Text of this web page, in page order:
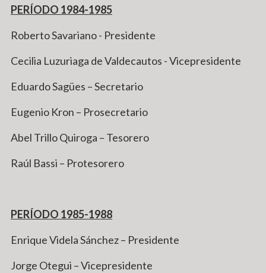
PERÍODO 1984-1985
Roberto Savariano - Presidente
Cecilia Luzuriaga de Valdecautos - Vicepresidente
Eduardo Sagües – Secretario
Eugenio Kron – Prosecretario
Abel Trillo Quiroga – Tesorero
Raúl Bassi – Protesorero
PERÍODO 1985-1988
Enrique Videla Sánchez – Presidente
Jorge Otegui – Vicepresidente